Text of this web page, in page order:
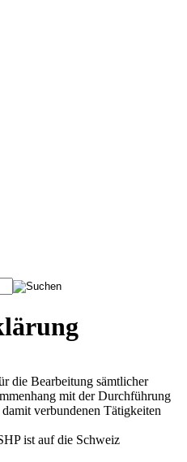
die Bearbeitung sämtlicher
mit der Durchführung
verbundenen Tätigkeiten
ist auf die Schweiz